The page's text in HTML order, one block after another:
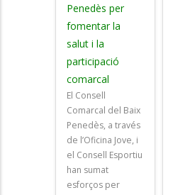
Penedès per
fomentar la
salut i la
participació
comarcal
El Consell
Comarcal del Baix
Penedès, a través
de l’Oficina Jove, i
el Consell Esportiu
han sumat
esforços per